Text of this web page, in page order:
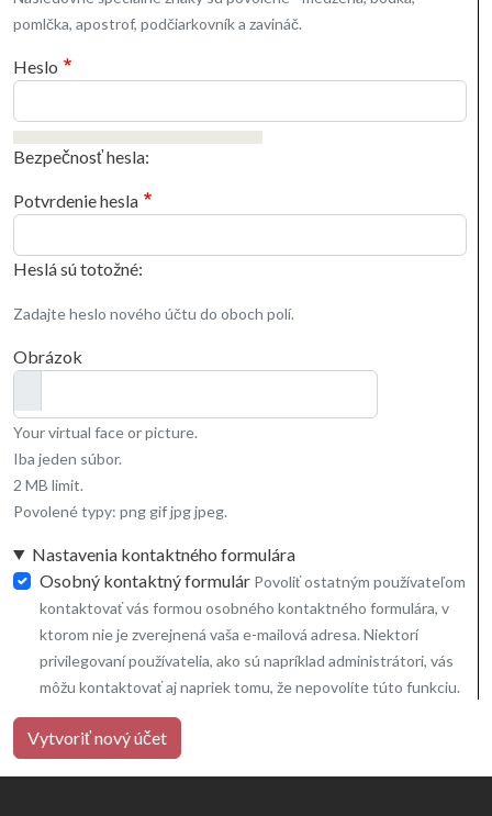
pomlčka, apostrof, podčiarkovník a zavináč.
Heslo
Bezpečnosť hesla:
Potvrdenie hesla
Heslá sú totožné:
Zadajte heslo nového účtu do oboch polí.
Obrázok
Your virtual face or picture.
Iba jeden súbor.
2 MB limit.
Povolené typy: png gif jpg jpeg.
Nastavenia kontaktného formulára
Osobný kontaktný formulár Povoliť ostatným používateľom
kontaktovať vás formou osobného kontaktného formulára, v
ktorom nie je zverejnená vaša e-mailová adresa. Niektorí
privilegovaní používatelia, ako sú napríklad administrátori, vás
môžu kontaktovať aj napriek tomu, že nepovolíte túto funkciu.
Vytvoriť nový účet